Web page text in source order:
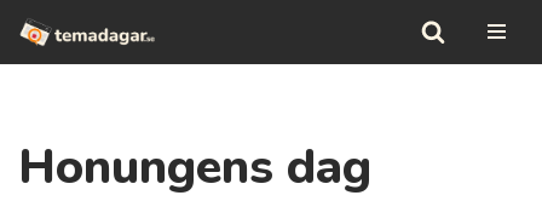
Hoppa
Honungens dag